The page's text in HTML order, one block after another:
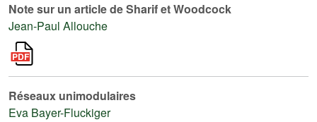
Note sur un article de Sharif et Woodcock
Jean-Paul Allouche
Réseaux unimodulaires
Eva Bayer-Fluckiger